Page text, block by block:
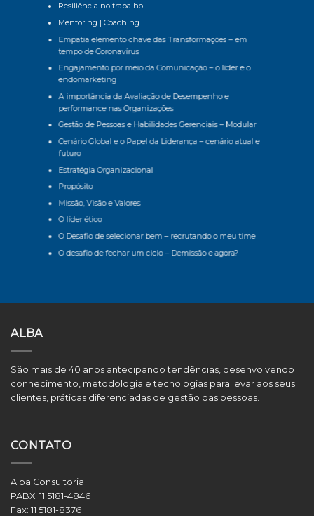
Resiliência no trabalho
Mentoring | Coaching
Empatia elemento chave das Transformações – em
tempo de Coronavírus
Engajamento por meio da Comunicação – o líder e o
endomarketing
A importância da Avaliação de Desempenho e
performance nas Organizações
Gestão de Pessoas e Habilidades Gerenciais – Modular
Cenário Global e o Papel da Liderança – cenário atual e
futuro
Estratégia Organizacional
Propósito
Missão, Visão e Valores
O líder ético
O Desafio de selecionar bem – recrutando o meu time
O desafio de fechar um ciclo – Demissão e agora?
ALBA
São mais de 40 anos antecipando tendências, desenvolvendo
conhecimento, metodologia e tecnologias para levar aos seus
clientes, práticas diferenciadas de gestão das pessoas.
CONTATO
Alba Consultoria
PABX: 11 5181-4846
Fax: 11 5181-8376